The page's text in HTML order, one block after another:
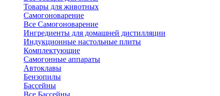
Товары для животных
Самогоноварение
Все Самогоноварение
Ингредиенты для домашней дистилляции
Индукционные настольные плиты
Комплектующие
Самогонные аппараты
Автоклавы
Бензопилы
Бассейны
Все Бассейны